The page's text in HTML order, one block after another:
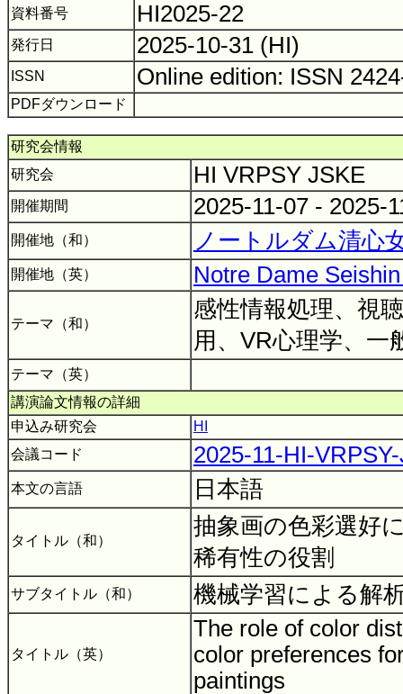
資料番号 HI2025-22
発行日 2025-10-31 (HI)
ISSN Online edition: ISSN
PDFダウンロード
研究会情報
研究会
HI VRPSY JSKE
開催期間 2025-11-07 - 2025-
開催地（和） ノートルダム清心
開催地（英） Notre Dame
テーマ（和）
感性情報処理、視
用、VR心理学、一
テーマ（英）
講演論文情報の詳細
申込み研究会
HI
会議コード
2025-11-HI-
本文の言語 日本語
タイトル（和）
抽象画の色彩選好
稀有性の役割
サブタイトル（和） 機械学習による解
タイトル（英）
The role of color
color preferences
paintings